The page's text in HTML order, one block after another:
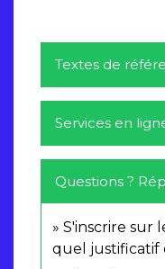
Textes de
Services en
Questions ?
S'inscrire sur
quel justificatif